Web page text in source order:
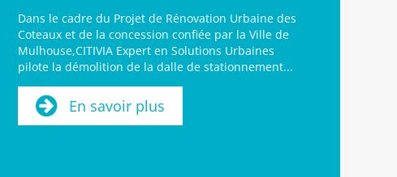
Dans le cadre du Projet de Rénovation Urbaine des
Coteaux et de la concession confiée par la Ville de
Mulhouse,CITIVIA Expert en Solutions Urbaines
pilote la démolition de la dalle de stationnement...
En savoir plus